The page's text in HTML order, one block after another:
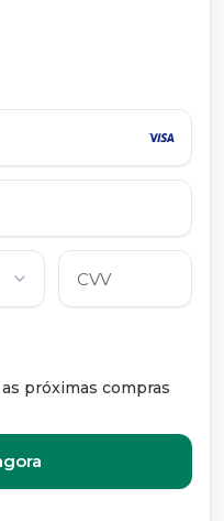
próximas compras